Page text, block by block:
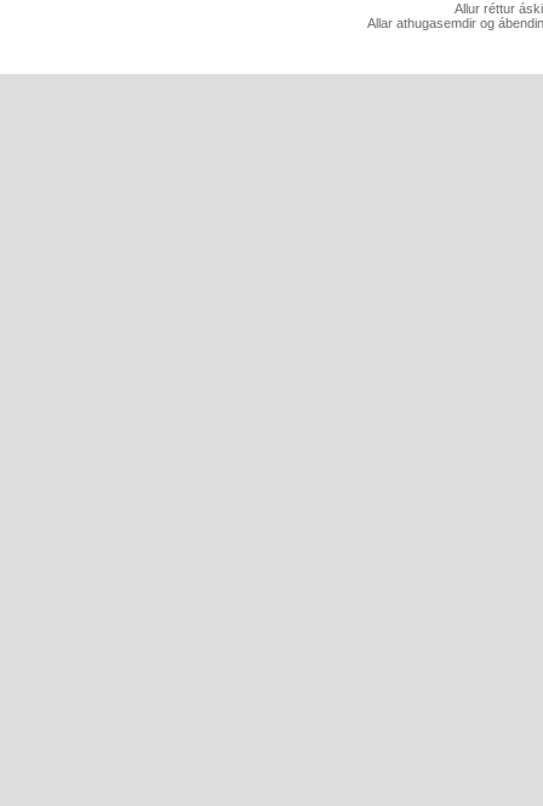
Allur réttur
Allar athugasemdir og